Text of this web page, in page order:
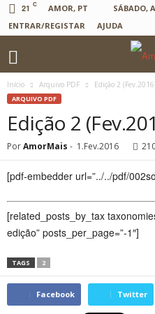
21 C AMOR, PT
SÁBADO,
ENTRAR/REGISTAR
AJUDA
Início Arquivo PDF Edição 2
ARQUIVO PDF
Edição 2
PorAmorMais - 1.Fev.2016
[pdf-embedder url=”../../pdf/
[related_posts_by_tax
edição” posts_per_page=”-1″]
TAGS 2
Facebook Twitter